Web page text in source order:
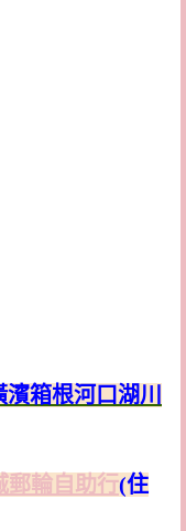
箱根河口湖川
郵輪自助行(住